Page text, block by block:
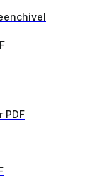
PDF